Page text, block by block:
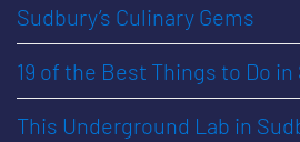
Sudbury’s Culinary Gems
19 of the Best Things to Do
This Underground Lab in